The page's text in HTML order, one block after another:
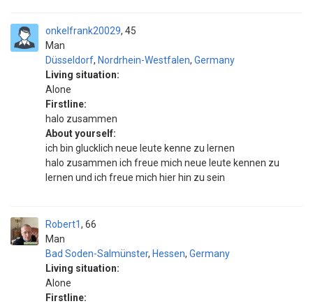
onkelfrank20029
Man
45
Düsseldorf, Nordrhein-Westfalen, Germany
Living situation:
Alone
Firstline:
halo zusammen
About yourself:
ich bin glucklich neue leute kenne zu lernen
halo zusammen ich freue mich neue leute kennen zu
lernen und ich freue mich hier hin zu sein
Robert1
Man
66
Bad Soden-Salmünster, Hessen, Germany
Living situation:
Alone
Firstline: